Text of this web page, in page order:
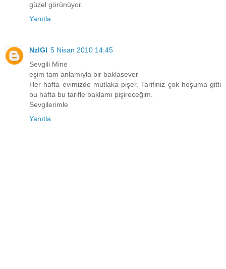
güzel görünüyor.
Yanıtla
NzlGl 5 Nisan 2010 14:45
Sevgili Mine
eşim tam anlamıyla bir baklasever
Her hafta evimizde mutlaka pişer. Tarifiniz çok hoşuma gitti
bu hafta bu tarifle baklamı pişireceğim.
Sevgilerimle
Yanıtla